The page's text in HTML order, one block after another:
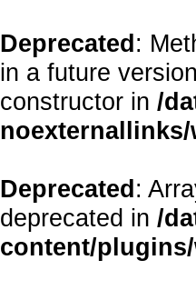
Deprecated:
in a future
constructor in /
Deprecated:
deprecated in /
content/